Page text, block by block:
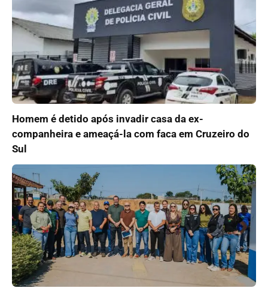
Homem é detido após invadir casa da ex-
companheira e ameaçá-la com faca em Cruzeiro do
Sul